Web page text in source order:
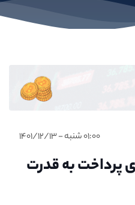
۰۱:۰۰ شنبه - ۱۴۰۱/۱۲/۱۳
پرداخت به قدرت